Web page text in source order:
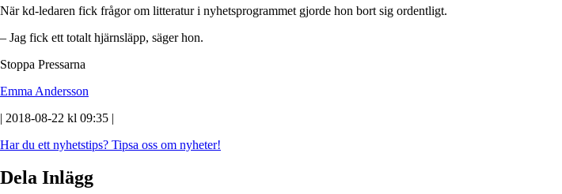
När kd-ledaren fick frågor om litteratur i nyhetsprogrammet gjorde hon bort sig ordentligt.
– Jag fick ett totalt hjärnsläpp, säger hon.
Stoppa Pressarna
Emma Andersson
| 2018-08-22 kl 09:35 |
Har du ett nyhetstips? Tipsa oss om nyheter!
Dela Inlägg